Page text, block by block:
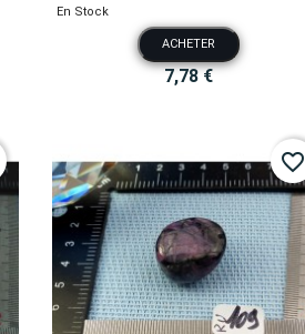
En Stock
ACHETER
7,78 €
favorite_border